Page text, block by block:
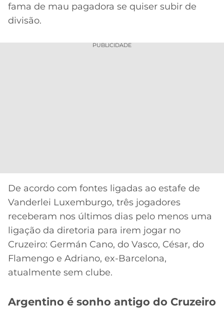
fama de mau pagadora se quiser subir de
divisão.
PUBLICIDADE
De acordo com fontes ligadas ao estafe de
Vanderlei Luxemburgo, três jogadores
receberam nos últimos dias pelo menos uma
ligação da diretoria para irem jogar no
Cruzeiro: Germán Cano, do Vasco, César, do
Flamengo e Adriano, ex-Barcelona,
atualmente sem clube.
Argentino é sonho antigo do Cruzeiro